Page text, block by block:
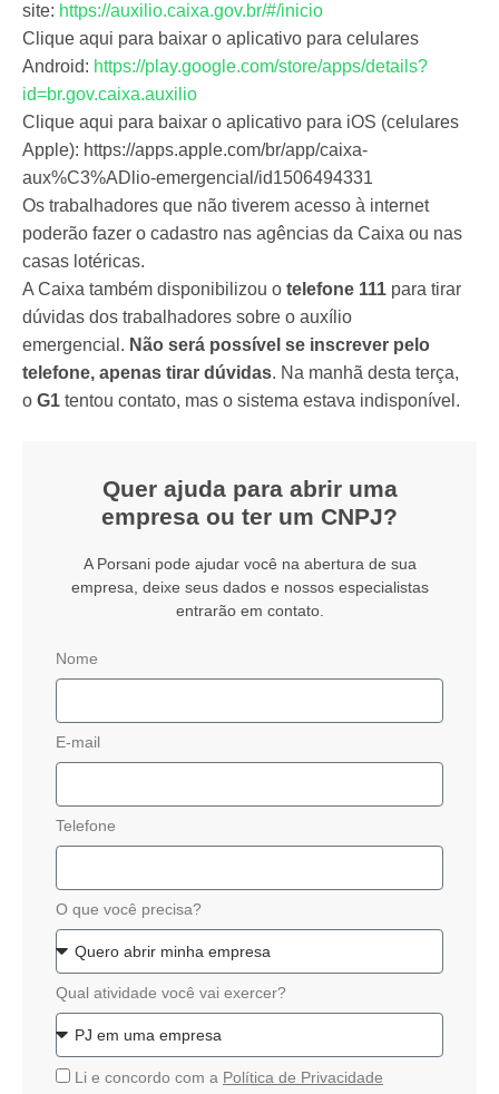
site: https://auxilio.caixa.gov.br/#/inicio
Clique aqui para baixar o aplicativo para celulares
Android: https://play.google.com/store/apps/details?
id=br.gov.caixa.auxilio
Clique aqui para baixar o aplicativo para iOS (celulares
Apple): https://apps.apple.com/br/app/caixa-
aux%C3%ADlio-emergencial/id1506494331
Os trabalhadores que não tiverem acesso à internet
poderão fazer o cadastro nas agências da Caixa ou nas
casas lotéricas.
A Caixa também disponibilizou o telefone 111 para tirar
dúvidas dos trabalhadores sobre o auxílio
emergencial. Não será possível se inscrever pelo
telefone, apenas tirar dúvidas. Na manhã desta terça,
o G1 tentou contato, mas o sistema estava indisponível.
Quer ajuda para abrir uma
empresa ou ter um CNPJ?
A Porsani pode ajudar você na abertura de sua
empresa, deixe seus dados e nossos especialistas
entrarão em contato.
Nome
E-mail
Telefone
O que você precisa?
Qual atividade você vai exercer?
Li e concordo com a Política de Privacidade